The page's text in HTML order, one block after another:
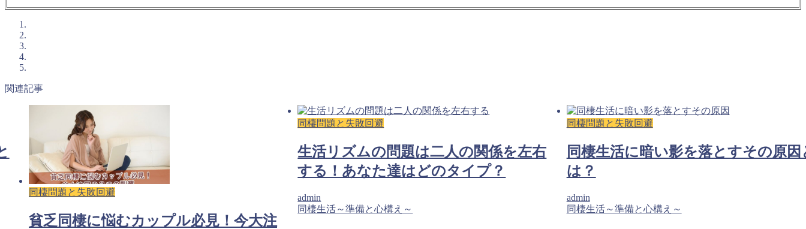
関連記事
同棲問題と失敗回避
貧乏同棲に悩むカップル必見！今大注
同棲問題と失敗回避
生活リズムの問題は二人の関係を左右
する！あなた達はどのタイプ？
admin
同棲生活～準備と心構え～
同棲問題と失敗回避
同棲生活に暗い影を落とすその原因
は？
admin
同棲生活～準備と心構え～